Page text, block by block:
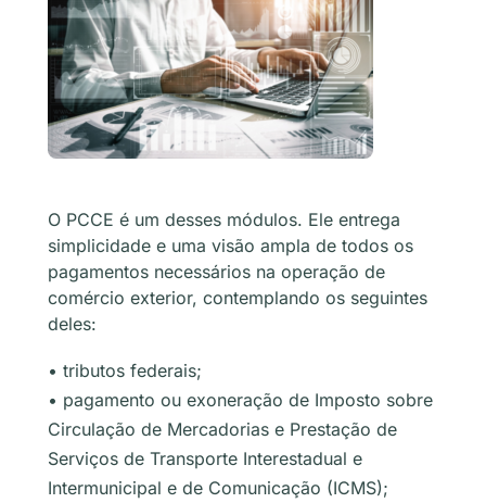
O PCCE é um desses módulos. Ele entrega
simplicidade e uma visão ampla de todos os
pagamentos necessários na operação de
comércio exterior, contemplando os seguintes
deles:
• tributos federais;
• pagamento ou exoneração de Imposto sobre
Circulação de Mercadorias e Prestação de
Serviços de Transporte Interestadual e
Intermunicipal e de Comunicação (ICMS);